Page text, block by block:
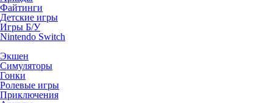
Файтинги
Детские игры
Игры Б/У
Nintendo Switch
Экшен
Симуляторы
Гонки
Ролевые игры
Приключения